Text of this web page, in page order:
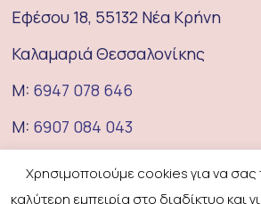
Εφέσου 18, 55132 Νέα Κρήνη
Καλαμαριά Θεσσαλονίκης
M: 6947 078 646
M: 6907 084 043
coufeterie@gmail.com
Χρησιμοποιούμε cookies για να
καλύτερη εμπειρία στο διαδίκτυο και